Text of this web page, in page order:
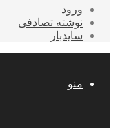
ورود
نوشته تصادفی
سایدبار
منو